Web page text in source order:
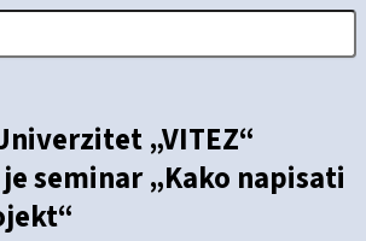
„VITEZ“
seminar „Kako napisati